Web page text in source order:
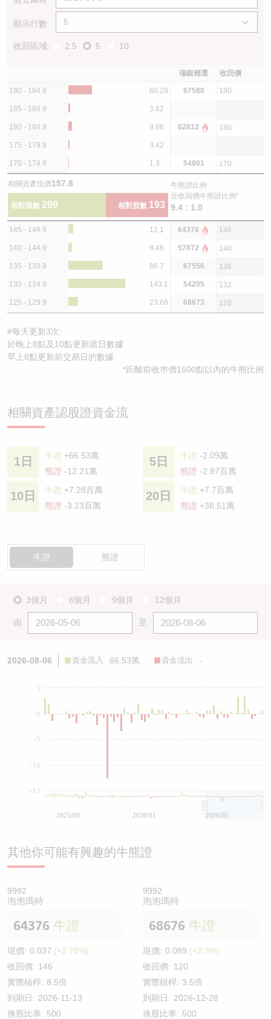
顯示行數
收回區域: 2.5 5 10
瑞銀精選 收回價
190 - 194.9 60.28 67580 190
185 - 189.9 3.82
180 - 184.9 9.86 62812 180
175 - 179.9 3.42
170 - 174.9 1.3 54801 170
相關資產現價157.8
相對股數 299 相對股數 193
牛熊證比例
近收回價牛熊證比例*
9.4 : 1.0
145 - 149.9 12.1 64376 146
140 - 144.9 8.48 57872 140
135 - 139.9 86.7 67556 136
130 - 134.9 143.1 54205 132
125 - 129.9 23.68 68673 128
#每天更新3次:
於晚上8點及10點更新當日數據
早上8點更新前交易日的數據
*距離前收巿價1500點以內的牛熊比例
相關資產認股證資金流
1日 牛證 +66.53萬
熊證 -12.21萬
5日 牛證 -2.09萬
熊證 -2.87百萬
10日 牛證 +7.28百萬
熊證 -3.23百萬
20日 牛證 +7.7百萬
熊證 +38.51萬
牛證 熊證
3個月 6個月 9個月 12個月
由 至
2026-08-06 資金流入 66.53萬 資金流出 -
0
-15
-10
-5
5
2025/09 2026/01 2026/05
其他你可能有興趣的牛熊證
9992
泡泡瑪特
64376 牛證
現價: 0.037 (+2.78%)
收回價: 146
實際槓桿: 8.5倍
到期日: 2026-11-13
換股比率: 500
9992
泡泡瑪特
68676 牛證
現價: 0.089 (+2.3%)
收回價: 120
實際槓桿: 3.5倍
到期日: 2026-12-28
換股比率: 500